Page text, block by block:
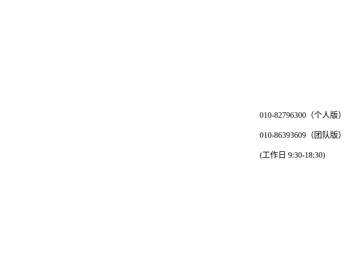
010-82796300（个人版）
010-86393609（团队版）
(工作日 9:30-18:30)